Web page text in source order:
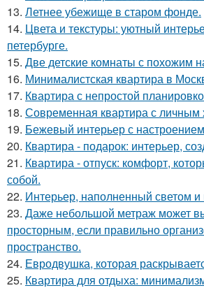
13. Летнее убежище в старом фонде.
14. Цвета и текстуры: уютный
петербурге.
15. Две детские комнаты с похожим
16. Минималистская квартира в
17. Квартира с непростой
18. Современная квартира с личным
19. Бежевый интерьер с
20. Квартира - подарок: интерьер,
21. Квартира - отпуск: комфорт,
собой.
22. Интерьер, наполненный светом и
23. Даже небольшой метраж может
просторным, если правильно
пространство.
24. Евродвушка, которая
25. Квартира для отдыха: